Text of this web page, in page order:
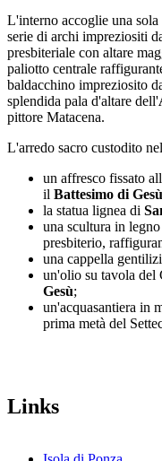
L'interno accoglie una
serie di archi impreziositi
presbiteriale con altare
paliotto centrale
baldacchino impreziosito
splendida pala d'altare dell'
pittore Matacena.
L'arredo sacro custodito
un affresco fissato
il Battesimo di Gesù
la statua lignea di
una scultura in
presbiterio,
una cappella
un'olio su tavola del
Gesù;
un'acquasantiera in
prima metà del
Links